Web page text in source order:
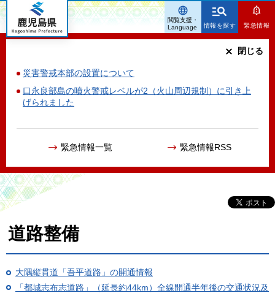
鹿児島県
情報を探す 緊急情報
災害警戒本部の設置について
口永良部島の噴火警戒レベルが2（火山周辺規制）に引き上
げられました
緊急情報一覧 緊急情報RSS
閉じる
閲覧支援・
Language
道路整備
大隅縦貫道「吾平道路」の開通情報
「都城志布志道路」（延長約44km）全線開通半年後の交通状況及